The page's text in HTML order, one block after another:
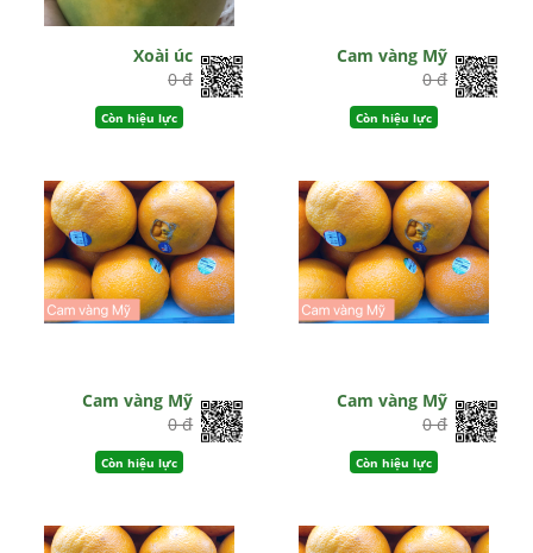
Xoài úc
0 đ
Còn hiệu lực
Cam vàng Mỹ
0 đ
Còn hiệu lực
Cam vàng Mỹ
0 đ
Còn hiệu lực
Cam vàng Mỹ
0 đ
Còn hiệu lực